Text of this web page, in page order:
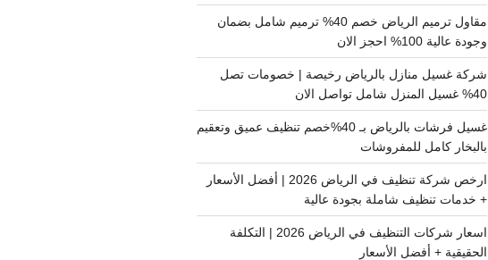
مقاول ترميم الرياض خصم 40% ترميم شامل بضمان
وجودة عالية 100% احجز الان
شركة غسيل منازل بالرياض رخيصة | خصومات تصل
40% غسيل المنزل شامل تواصل الان
غسيل فرشات بالرياض بـ 40%خصم تنظيف عميق وتعقيم
بالبخار كامل للمفروشات
ارخص شركة تنظيف في الرياض 2026 | أفضل الأسعار
+ خدمات تنظيف شاملة بجودة عالية
اسعار شركات التنظيف في الرياض 2026 | التكلفة
الحقيقية + أفضل الأسعار